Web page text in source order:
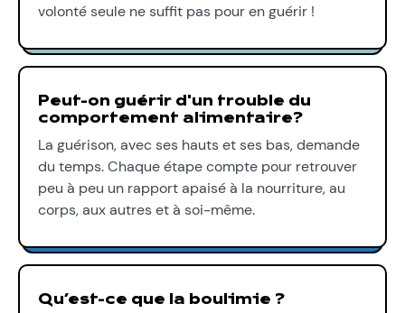
volonté seule ne suffit pas pour en guérir !
Peut-on guérir d'un trouble du
comportement alimentaire?
La guérison, avec ses hauts et ses bas, demande
du temps. Chaque étape compte pour retrouver
peu à peu un rapport apaisé à la nourriture, au
corps, aux autres et à soi-même.
Qu’est-ce que la boulimie ?